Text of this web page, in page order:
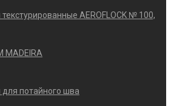
текстурированные AEROFLOCK № 100,
MADEIRA
для потайного шва